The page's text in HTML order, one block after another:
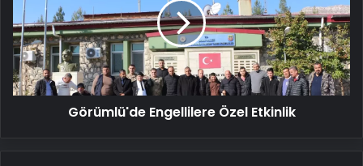
Etkinlik
Görümlü'de Engellilere Özel Etkinlik